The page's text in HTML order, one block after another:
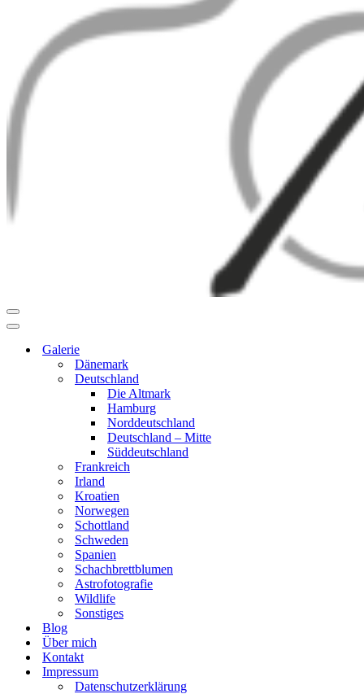
Navigationsmenü
Navigationsmenü
Galerie
Dänemark
Deutschland
Die Altmark
Hamburg
Norddeutschland
Deutschland – Mitte
Süddeutschland
Frankreich
Irland
Kroatien
Norwegen
Schottland
Schweden
Spanien
Schachbrettblumen
Astrofotografie
Wildlife
Sonstiges
Blog
Über mich
Kontakt
Impressum
Datenschutzerklärung